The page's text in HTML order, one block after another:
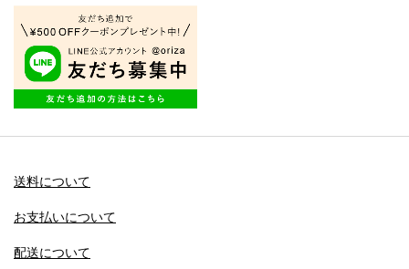
送料について
お支払いについて
配送について